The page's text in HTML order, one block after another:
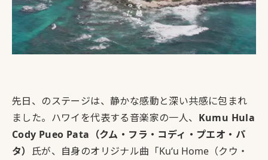
先日、のステージは、静かな感動と深い共感に包まれ
ました。ハワイを代表する音楽家の一人、 Kumu Hula
Cody Pueo Pata（クム・フラ・コディ・プエオ・パ
タ） 氏が、自身のオリジナル曲「Kuʻu Home （クウ・